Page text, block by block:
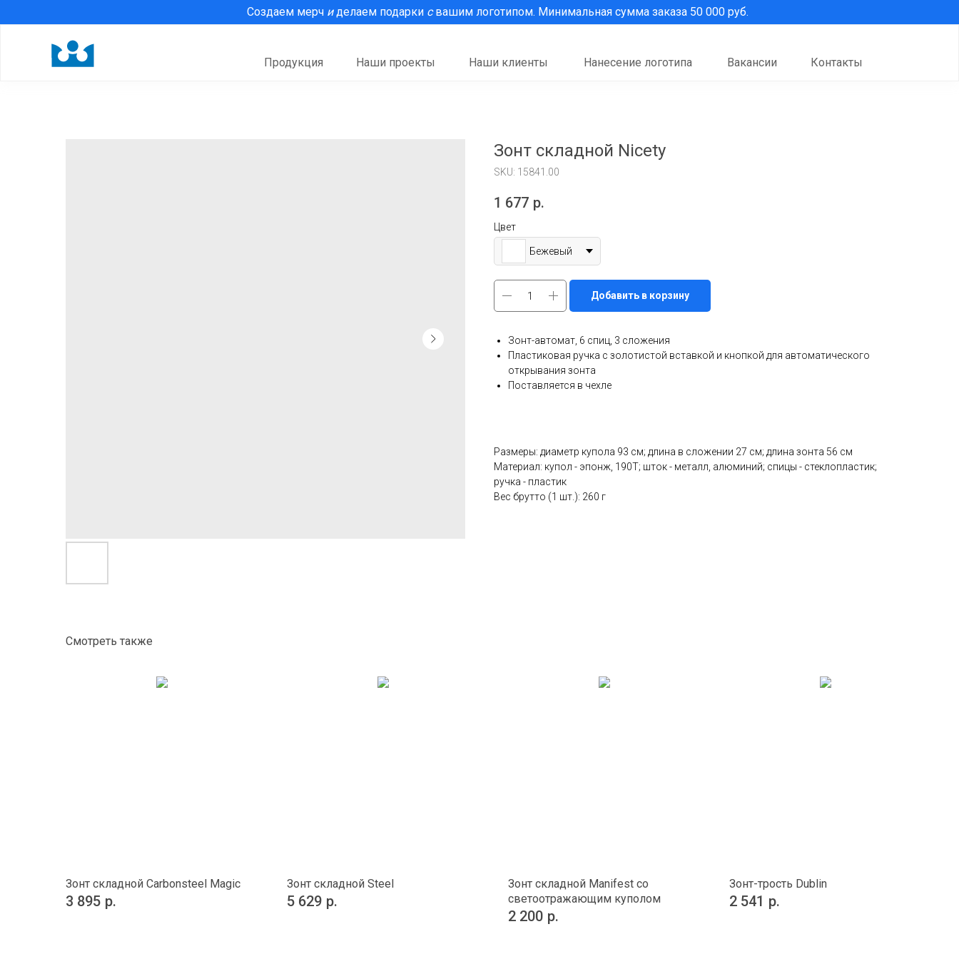
Продукция Наши клиенты
Наши проекты Вакансии Контакты
Нанесение логотипа
Создаем мерч иделаем подарки свашим логотипом. Минимальная сумма заказа 50 000 руб.
Зонт складной Nicety
SKU: 15841.00
1 677 р.
Цвет
Бежевый
Добавить в корзину
Зонт-автомат, 6 спиц, 3 сложения
Пластиковая ручка с золотистой вставкой и кнопкой для автоматического
открывания зонта
Поставляется в чехле
Размеры: диаметр купола 93 см; длина в сложении 27 см; длина зонта 56 см
Материал: купол - эпонж, 190Т; шток - металл, алюминий; спицы - стеклопластик;
ручка - пластик
Вес брутто (1 шт.): 260 г
Смотреть также
Зонт складной Carbonsteel Magic
3 895 р.
Зонт складной Steel
5 629 р.
Зонт складной Manifest со
светоотражающим куполом
2 200 р.
Зонт-трость Dublin
2 541 р.